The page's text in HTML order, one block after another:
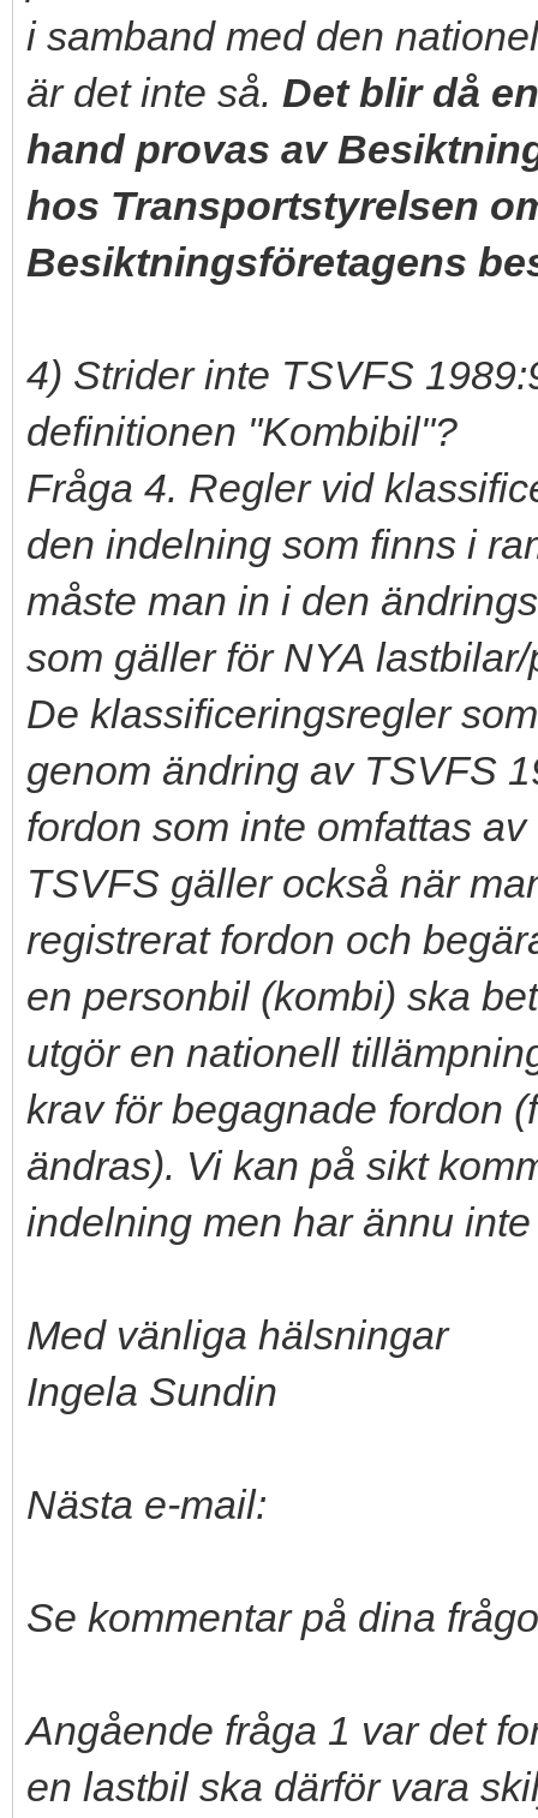
i samband med den
är det inte så. Det blir då
hand provas av
hos Transportstyrelsen
Besiktningsföretagens
4) Strider inte TSVFS
definitionen "Kombibil"?
Fråga 4. Regler vid
den indelning som finns i
måste man in i den
som gäller för NYA
De klassificeringsregler
genom ändring av TSVFS
fordon som inte omfattas
TSVFS gäller också när
registrerat fordon och
en personbil (kombi) ska
utgör en nationell
krav för begagnade fordon
ändras). Vi kan på sikt
indelning men har ännu
Med vänliga hälsningar
Ingela Sundin
Nästa e-mail:
Se kommentar på dina
Angående fråga 1 var det
en lastbil ska därför vara